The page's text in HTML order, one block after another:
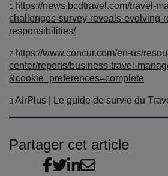
1 https://news.bcdtravel.com/travel-
challenges-survey-reveals-evolving-
responsibilities/
2 https://www.concur.com/en-us/
center/reports/business-travel-
&cookie_preferences=complete
3 AirPlus | Le guide de survie du
Partager cet article